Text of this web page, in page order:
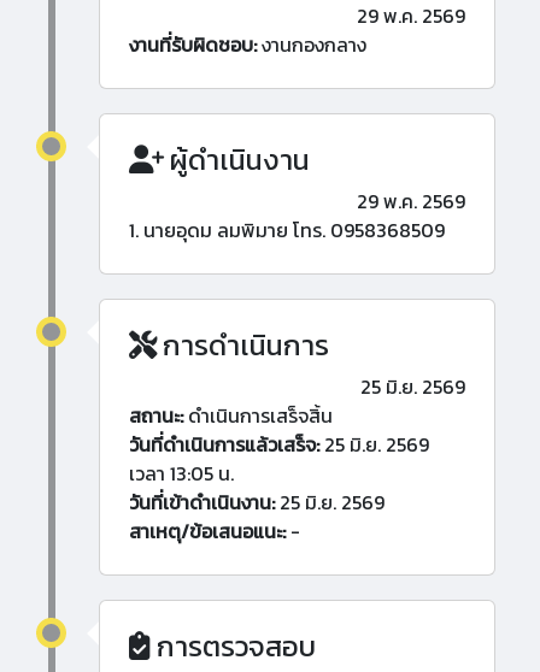
29 พ.ค. 2569
งานที่รับผิดชอบ:งานกองกลาง
ผู้ดำเนินงาน
29 พ.ค. 2569
1. นายอุดม ลมพิมาย โทร. 0958368509
การดำเนินการ
25 มิ.ย. 2569
สถานะ:ดำเนินการเสร็จสิ้น
วันที่ดำเนินการแล้วเสร็จ:25 มิ.ย. 2569
เวลา 13:05 น.
วันที่เข้าดำเนินงาน:25 มิ.ย. 2569
สาเหตุ/ข้อเสนอแนะ:-
การตรวจสอบ